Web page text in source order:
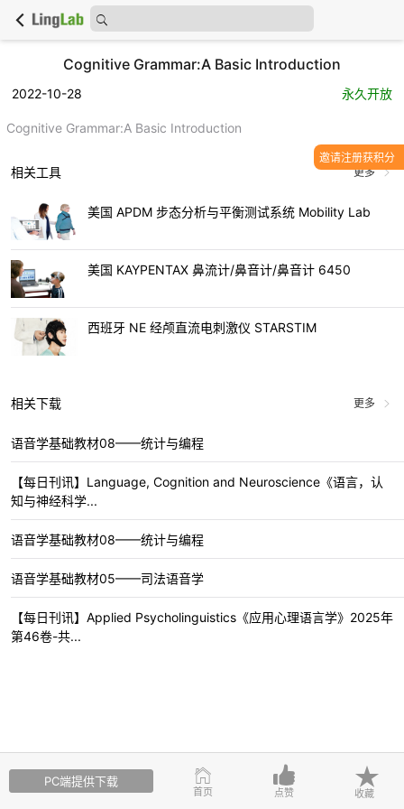
Cognitive Grammar:A Basic Introduction
2022-10-28 永久开放
Cognitive Grammar:A Basic Introduction
更多
相关工具
美国 APDM 步态分析与平衡测试系统 Mobility Lab
美国 KAYPENTAX 鼻流计/鼻音计/鼻音计 6450
西班牙 NE 经颅直流电刺激仪 STARSTIM
更多
相关下载
语音学基础教材08——统计与编程
【每日刊讯】Language, Cognition and Neuroscience《语言，认
知与神经科学...
语音学基础教材08——统计与编程
语音学基础教材05——司法语音学
【每日刊讯】Applied Psycholinguistics《应用心理语言学》2025年
第46卷-共...
邀请注册获积分
PC端提供下载
首页 点赞 收藏